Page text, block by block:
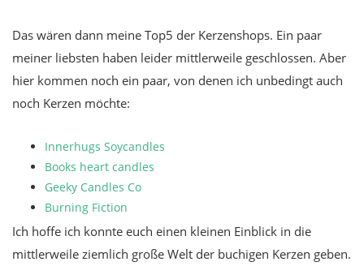
Das wären dann meine Top5 der Kerzenshops. Ein paar
meiner liebsten haben leider mittlerweile geschlossen. Aber
hier kommen noch ein paar, von denen ich unbedingt auch
noch Kerzen möchte:
Innerhugs Soycandles
Books heart candles
Geeky Candles Co
Burning Fiction
Ich hoffe ich konnte euch einen kleinen Einblick in die
mittlerweile ziemlich große Welt der buchigen Kerzen geben.